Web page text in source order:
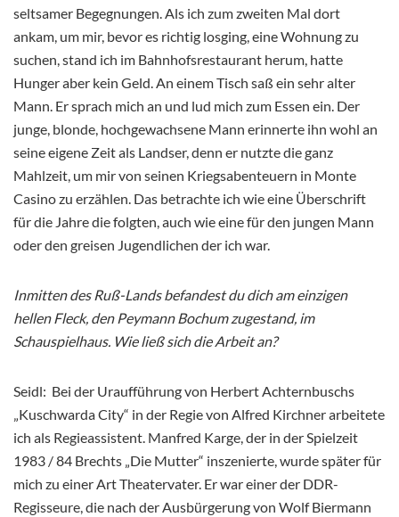
seltsamer Begegnungen. Als ich zum zweiten Mal dort
ankam, um mir, bevor es richtig losging, eine Wohnung zu
suchen, stand ich im Bahnhofsrestaurant herum, hatte
Hunger aber kein Geld. An einem Tisch saß ein sehr alter
Mann. Er sprach mich an und lud mich zum Essen ein. Der
junge, blonde, hochgewachsene Mann erinnerte ihn wohl an
seine eigene Zeit als Landser, denn er nutzte die ganz
Mahlzeit, um mir von seinen Kriegsabenteuern in Monte
Casino zu erzählen. Das betrachte ich wie eine Überschrift
für die Jahre die folgten, auch wie eine für den jungen Mann
oder den greisen Jugendlichen der ich war.
Inmitten des Ruß-Lands befandest du dich am einzigen
hellen Fleck, den Peymann Bochum zugestand, im
Schauspielhaus. Wie ließ sich die Arbeit an?
Seidl: Bei der Uraufführung von Herbert Achternbuschs
„Kuschwarda City“ in der Regie von Alfred Kirchner arbeitete
ich als Regieassistent. Manfred Karge, der in der Spielzeit
1983 / 84 Brechts „Die Mutter“ inszenierte, wurde später für
mich zu einer Art Theatervater. Er war einer der DDR-
Regisseure, die nach der Ausbürgerung von Wolf Biermann